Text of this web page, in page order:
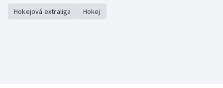
Hokejová extraliga Hokej